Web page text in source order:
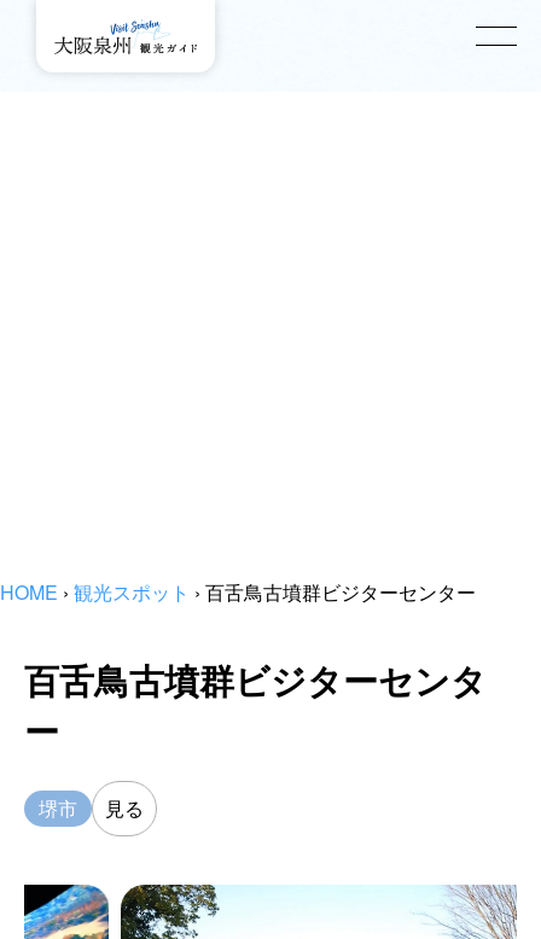
HOME › 観光スポット › 百舌鳥古墳群ビジターセンター
百舌鳥古墳群ビジターセンタ
ー
堺市 見る